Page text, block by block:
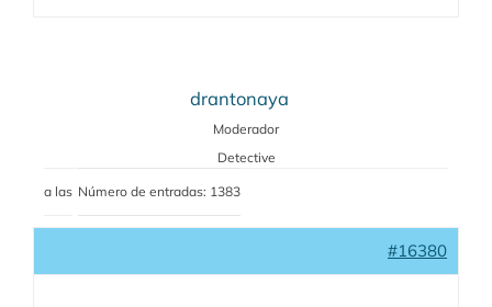
drantonaya
Moderador
Detective
a las Número de entradas: 1383
#16380